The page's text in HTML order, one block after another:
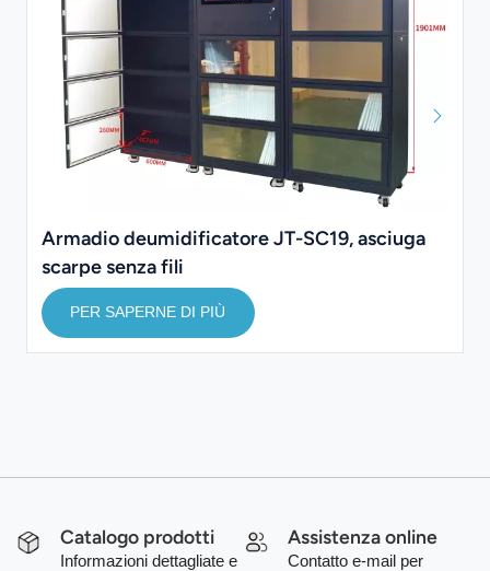
Armadio deumidificatore JT-SC19, asciuga
scarpe senza fili
PER SAPERNE DI PIÙ
Catalogo prodotti
Informazioni dettagliate e
Assistenza online
Contatto e-mail per